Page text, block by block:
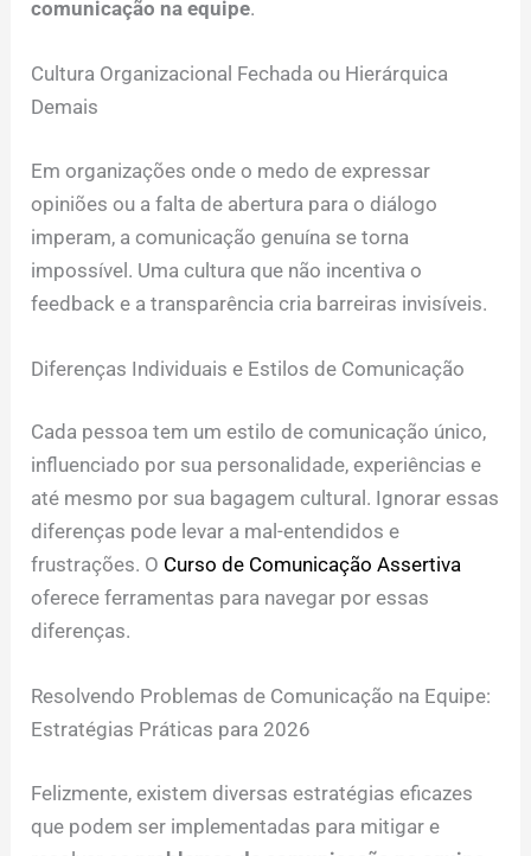
comunicação na equipe.
Cultura Organizacional Fechada ou Hierárquica
Demais
Em organizações onde o medo de expressar
opiniões ou a falta de abertura para o diálogo
imperam, a comunicação genuína se torna
impossível. Uma cultura que não incentiva o
feedback e a transparência cria barreiras invisíveis.
Diferenças Individuais e Estilos de Comunicação
Cada pessoa tem um estilo de comunicação único,
influenciado por sua personalidade, experiências e
até mesmo por sua bagagem cultural. Ignorar essas
diferenças pode levar a mal-entendidos e
frustrações. O Curso de Comunicação Assertiva
oferece ferramentas para navegar por essas
diferenças.
Resolvendo Problemas de Comunicação na Equipe:
Estratégias Práticas para 2026
Felizmente, existem diversas estratégias eficazes
que podem ser implementadas para mitigar e